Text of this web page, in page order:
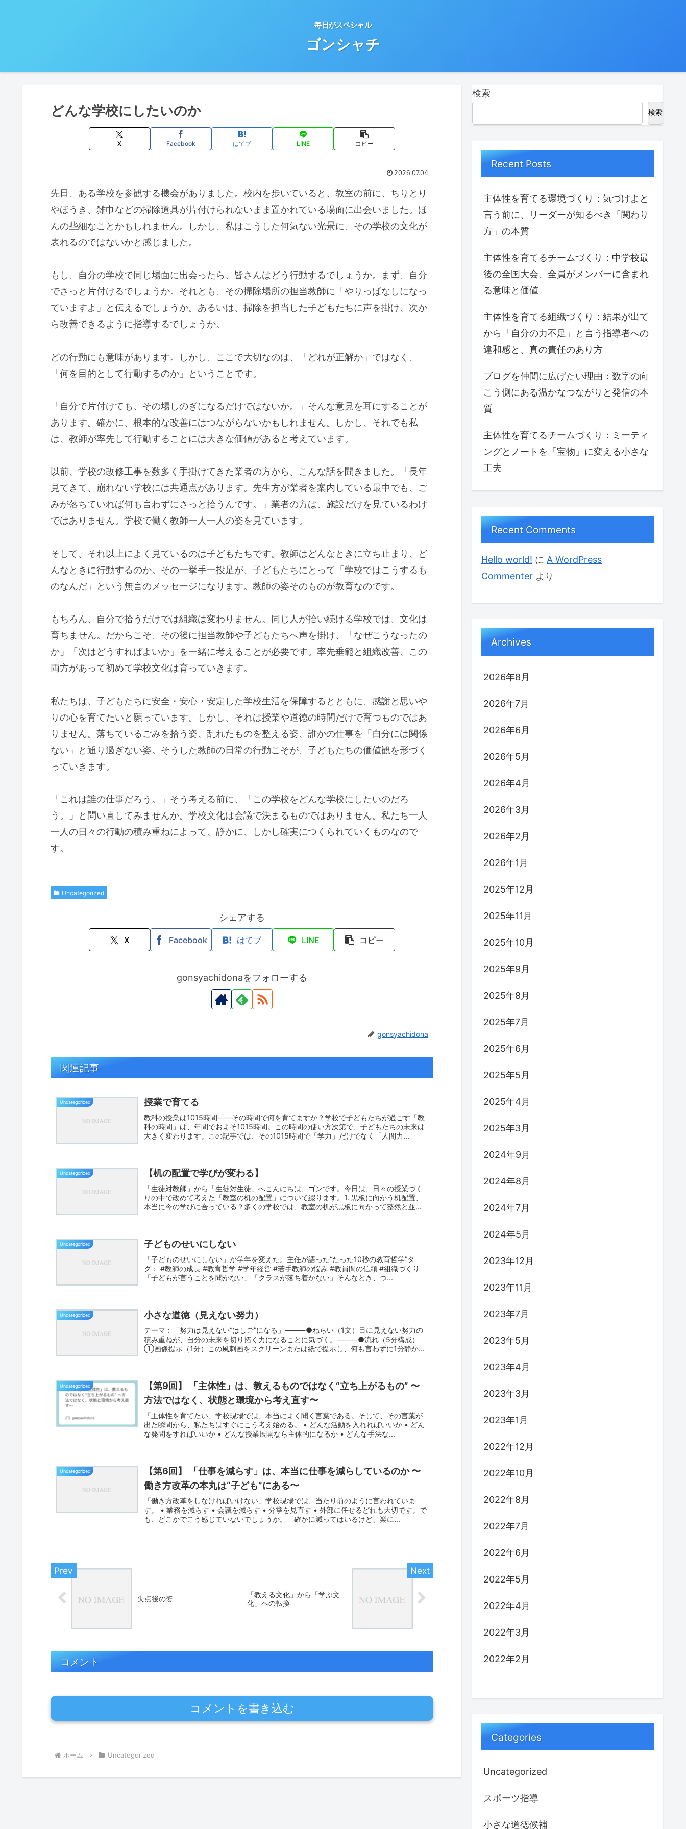
毎日がスペシャル
ゴンシャチ
どんな学校にしたいのか
X Facebook はてブ LINE コピー
2026.07.04
先日、ある学校を参観する機会がありました。校内を歩いていると、教室の前に、ちりとり
やほうき、雑巾などの掃除道具が片付けられないまま置かれている場面に出会いました。ほ
んの些細なことかもしれません。しかし、私はこうした何気ない光景に、その学校の文化が
表れるのではないかと感じました。
もし、自分の学校で同じ場面に出会ったら、皆さんはどう行動するでしょうか。まず、自分
でさっと片付けるでしょうか。それとも、その掃除場所の担当教師に「やりっぱなしになっ
ていますよ」と伝えるでしょうか。あるいは、掃除を担当した子どもたちに声を掛け、次か
ら改善できるように指導するでしょうか。
どの行動にも意味があります。しかし、ここで大切なのは、「どれが正解か」ではなく、
「何を目的として行動するのか」ということです。
「自分で片付けても、その場しのぎになるだけではないか。」そんな意見を耳にすることが
あります。確かに、根本的な改善にはつながらないかもしれません。しかし、それでも私
は、教師が率先して行動することには大きな価値があると考えています。
以前、学校の改修工事を数多く手掛けてきた業者の方から、こんな話を聞きました。「長年
見てきて、崩れない学校には共通点があります。先生方が業者を案内している最中でも、ご
みが落ちていれば何も言わずにさっと拾うんです。」業者の方は、施設だけを見ているわけ
ではありません。学校で働く教師一人一人の姿を見ています。
そして、それ以上によく見ているのは子どもたちです。教師はどんなときに立ち止まり、ど
んなときに行動するのか。その一挙手一投足が、子どもたちにとって「学校ではこうするも
のなんだ」という無言のメッセージになります。教師の姿そのものが教育なのです。
もちろん、自分で拾うだけでは組織は変わりません。同じ人が拾い続ける学校では、文化は
育ちません。だからこそ、その後に担当教師や子どもたちへ声を掛け、「なぜこうなったの
か」「次はどうすればよいか」を一緒に考えることが必要です。率先垂範と組織改善、この
両方があって初めて学校文化は育っていきます。
私たちは、子どもたちに安全・安心・安定した学校生活を保障するとともに、感謝と思いや
りの心を育てたいと願っています。しかし、それは授業や道徳の時間だけで育つものではあ
りません。落ちているごみを拾う姿、乱れたものを整える姿、誰かの仕事を「自分には関係
ない」と通り過ぎない姿。そうした教師の日常の行動こそが、子どもたちの価値観を形づく
っていきます。
「これは誰の仕事だろう。」そう考える前に、「この学校をどんな学校にしたいのだろ
う。」と問い直してみませんか。学校文化は会議で決まるものではありません。私たち一人
一人の日々の行動の積み重ねによって、静かに、しかし確実につくられていくものなので
す。
Uncategorized
シェアする
X Facebook はてブ LINE コピー
gonsyachidonaをフォローする
gonsyachidona
関連記事
Uncategorized 授業で育てる
教科の授業は1015時間――その時間で何を育てますか？学校で子どもたちが過ごす「教
科の時間」は、年間でおよそ1015時間。この時間の使い方次第で、子どもたちの未来は
大きく変わります。この記事では、その1015時間で「学力」だけでなく「人間力...
Uncategorized 【机の配置で学びが変わる】
「生徒対教師」から「生徒対生徒」へこんにちは、ゴンです。今日は、日々の授業づく
りの中で改めて考えた「教室の机の配置」について綴ります。1. 黒板に向かう机配置、
本当に今の学びに合っている？多くの学校では、教室の机が黒板に向かって整然と並ん
Uncategorized 子どものせいにしない
「子どものせいにしない」が学年を変えた。主任が語った“たった10秒の教育哲学”タ
グ： #教師の成長 #教育哲学 #学年経営 #若手教師の悩み #教員間の信頼 #組織づくり
「子どもが言うことを聞かない」「クラスが落ち着かない」そんなとき、つ...
Uncategorized 小さな道徳（見えない努力）
テーマ：「努力は見えない“はしご”になる」⸻●ねらい（1文）目に見えない努力の
積み重ねが、自分の未来を切り拓く力になることに気づく。⸻●流れ（5分構成）
①画像提示（1分）この風刺画をスクリーンまたは紙で提示し、何も言わずに1分静かに
Uncategorized
【第9回】 「主体性」は、教えるものではなく“立ち上がるもの” 〜
方法ではなく、状態と環境から考え直す〜
「主体性を育てたい」学校現場では、本当によく聞く言葉である。そして、その言葉が
出た瞬間から、私たちはすぐにこう考え始める。 • どんな活動を入れればいいか • どん
な発問をすればいいか • どんな授業展開なら主体的になるか • どんな手法な...
Uncategorized
【第6回】 「仕事を減らす」は、本当に仕事を減らしているのか 〜
働き方改革の本丸は“子ども”にある〜
「働き方改革をしなければいけない」学校現場では、当たり前のように言われていま
す。 • 業務を減らす • 会議を減らす • 分掌を見直す • 外部に任せるどれも大切です。で
も、どこかでこう感じていないでしょうか。「確かに減ってはいるけど、楽に...
失点後の姿
「教える文化」から「学ぶ文
化」への転換
コメント
コメントを書き込む
ホーム Uncategorized
検索
検索
Recent Posts
主体性を育てる環境づくり：気づけよと
言う前に、リーダーが知るべき「関わり
方」の本質
主体性を育てるチームづくり：中学校最
後の全国大会、全員がメンバーに含まれ
る意味と価値
主体性を育てる組織づくり：結果が出て
から「自分の力不足」と言う指導者への
違和感と、真の責任のあり方
ブログを仲間に広げたい理由：数字の向
こう側にある温かなつながりと発信の本
質
主体性を育てるチームづくり：ミーティ
ングとノートを「宝物」に変える小さな
工夫
Recent Comments
Hello world! に A WordPress
Commenter より
Archives
2026年8月
2026年7月
2026年6月
2026年5月
2026年4月
2026年3月
2026年2月
2026年1月
2025年12月
2025年11月
2025年10月
2025年9月
2025年8月
2025年7月
2025年6月
2025年5月
2025年4月
2025年3月
2024年9月
2024年8月
2024年7月
2024年5月
2023年12月
2023年11月
2023年7月
2023年5月
2023年4月
2023年3月
2023年1月
2022年12月
2022年10月
2022年8月
2022年7月
2022年6月
2022年5月
2022年4月
2022年3月
2022年2月
Categories
Uncategorized
スポーツ指導
小さな道徳候補